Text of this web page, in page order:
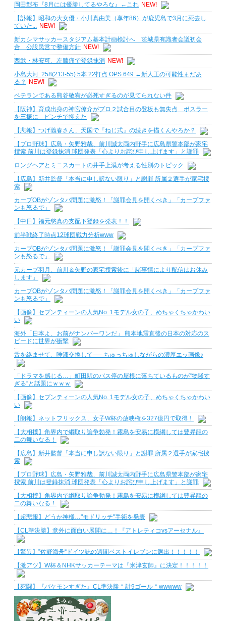
岡田彰布『8月には優勝してるやろな』←これ NEW!
【訃報】昭和の大女優・小川真由美（享年86）が鹿児島で3月に死去し
ていた... NEW!
新カシマサッカースタジアム基本計画検討へ 茨城県有識者会議初会
合 公設民営で整備方針 NEW!
西武・林安可、左膝痛で登録抹消 NEW!
小島大河 .258(213-55) 5本 22打点 OPS.649 ←新人王の可能性まだあ
る？
NEW!
ベテランである熊谷敬宥が必死すぎるのが見てられない件
【阪神】育成出身の神宮僚介がプロ２試合目の登板も無失点 ボスラー
を三振に ピンチで抑えた
【悲報】つげ義春さん、天国で『ねじ式』の続きを描くんやろか？
【プロ野球】広島・矢野雅哉、前川誠太両内野手に広島県警本部が家宅
捜索 前川は登録抹消 球団発表「心よりお詫び申し上げます」と謝罪
ロングヘアとミニスカートの井手上漠が考える性別のトピック
【広島】新井監督「本当に申し訳ない限り」と謝罪 所属２選手が家宅捜
索
カープOBがゾンタバ問題に激怒！「謝罪会見を開くべき」「カープファ
ンも怒るで」
【中日】福元悠真の支配下登録を発表！！
前半戦終了時点12球団戦力分析www
カープOBがゾンタバ問題に激怒！「謝罪会見を開くべき」「カープファ
ンも怒るで」
元カープ羽月、前川＆矢野の家宅捜索後に「諸事情により配信はお休み
します」
カープOBがゾンタバ問題に激怒！「謝罪会見を開くべき」「カープファ
ンも怒るで」
【画像】セブンティーンの人気No. 1モデル女の子、めちゃくちゃかわい
い
海外「日本よ、お前がナンバーワンだ」 熊本地震直後の日本の対応のス
ピードに世界が衝撃
舌を絡ませて、唾液交換して── ちゅっちゅしながらの濃厚エッ画像♪
「ドラマを感じる…」町田駅のバス停の屋根に落ちているものが“物騒す
ぎる”と話題にｗｗｗ
【画像】セブンティーンの人気No. 1モデル女の子、めちゃくちゃかわい
い
【朗報】ネットフリックス、女子W杯の放映権を327億円で取得！
【大相撲】角界内で綱取り論争勃発！霧島を安易に横綱しては豊昇龍の
二の舞いなる！
【広島】新井監督「本当に申し訳ない限り」と謝罪 所属２選手が家宅捜
索
【プロ野球】広島・矢野雅哉、前川誠太両内野手に広島県警本部が家宅
捜索 前川は登録抹消 球団発表「心よりお詫び申し上げます」と謝罪
【大相撲】角界内で綱取り論争勃発！霧島を安易に横綱しては豊昇龍の
二の舞いなる！
【超悲報】どうか神様…"モドリッチ"手術を発表
【CL準決勝】意外に面白い展開に…！『アトレティコvsアーセナル』
【驚異】”佐野海舟“ドイツ誌の週間ベストイレブンに選出！！！！！
【激アツ】W杯＆NHKサッカーテーマは『米津玄師』に決定！！！！！
【死闘】『バケモンすぎた』CL準決勝＂計9ゴール＂wwwww